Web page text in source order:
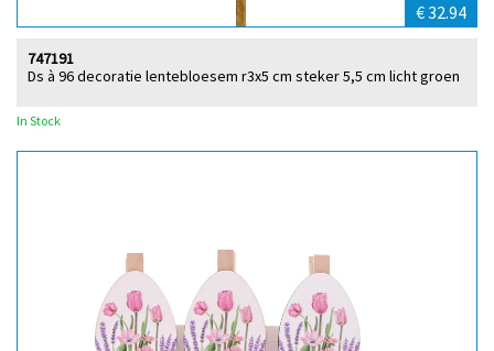
€ 32.94
Ds à 96 decoratie lentebloesem r3x5 cm steker 5,5 cm licht groen
747191
In Stock